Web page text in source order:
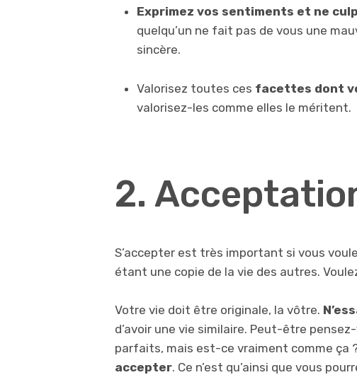
Exprimez vos sentiments et ne
quelqu’un ne fait pas de vous une
sincère.
Valorisez toutes ces facettes dont
valorisez-les comme elles le méritent.
2.
S’accepter est très important si vous
étant une copie de la vie des autres.
Votre vie doit être originale, la vôtre.
d’avoir une vie similaire. Peut-être
parfaits, mais est-ce vraiment comme ça
accepter. Ce n’est qu’ainsi que vous